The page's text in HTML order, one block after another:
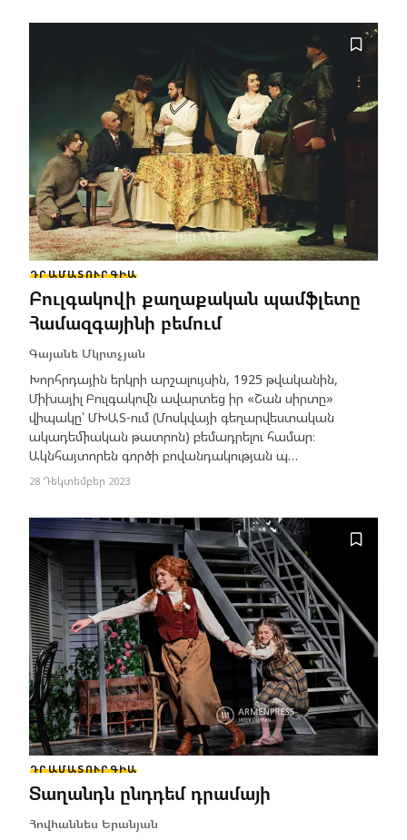
ԴՐԱՄԱՏՈՒՐԳԻԱ
Բուլգակովի քաղաքական պամֆլետը
Համազգայինի բեմում
Գայանե Մկրտչյան
Խորհրդային երկրի արշալույսին, 1925 թվականին,
Միխայիլ Բուլգակովն ավարտեց իր «Շան սիրտը»
վիպակը՝ ՄԽԱՏ-ում (Մոսկվայի գեղարվեստական
ակադեմիական թատրոն) բեմադրելու համար։
Ակնհայտորեն գործի բովանդակության պ…
28 Դեկտեմբեր 2023
ԴՐԱՄԱՏՈՒՐԳԻԱ
Տաղանդն ընդդեմ դրամայի
Հովհաննես Երանյան